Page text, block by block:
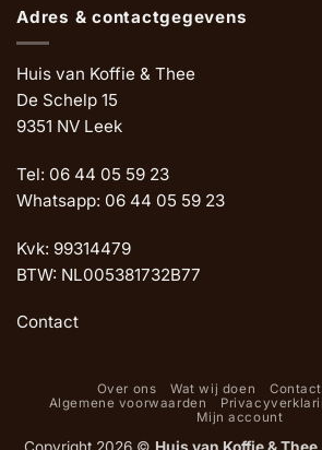
Adres & contactgegevens
Huis van Koffie & Thee
De Schelp 15
9351 NV Leek
Tel: 06 44 05 59 23
Whatsapp: 06 44 05 59 23
Kvk: 99314479
BTW: NL005381732B77
Contact
Over ons Wat wij doen
Algemene voorwaarden
Mijn account